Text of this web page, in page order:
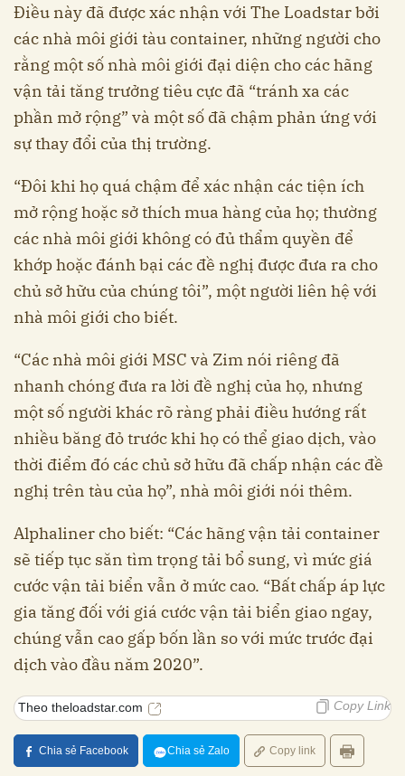
Điều này đã được xác nhận với The Loadstar bởi
các nhà môi giới tàu container, những người cho
rằng một số nhà môi giới đại diện cho các hãng
vận tải tăng trưởng tiêu cực đã “tránh xa các
phần mở rộng” và một số đã chậm phản ứng với
sự thay đổi của thị trường.
“Đôi khi họ quá chậm để xác nhận các tiện ích
mở rộng hoặc sở thích mua hàng của họ; thường
các nhà môi giới không có đủ thẩm quyền để
khớp hoặc đánh bại các đề nghị được đưa ra cho
chủ sở hữu của chúng tôi”, một người liên hệ với
nhà môi giới cho biết.
“Các nhà môi giới MSC và Zim nói riêng đã
nhanh chóng đưa ra lời đề nghị của họ, nhưng
một số người khác rõ ràng phải điều hướng rất
nhiều băng đỏ trước khi họ có thể giao dịch, vào
thời điểm đó các chủ sở hữu đã chấp nhận các đề
nghị trên tàu của họ”, nhà môi giới nói thêm.
Alphaliner cho biết: “Các hãng vận tải container
sẽ tiếp tục săn tìm trọng tải bổ sung, vì mức giá
cước vận tải biển vẫn ở mức cao. “Bất chấp áp lực
gia tăng đối với giá cước vận tải biển giao ngay,
chúng vẫn cao gấp bốn lần so với mức trước đại
dịch vào đầu năm 2020”.
Theo theloadstar.com Copy Link
Chia sẻ Facebook Chia sẻ Zalo Copy link